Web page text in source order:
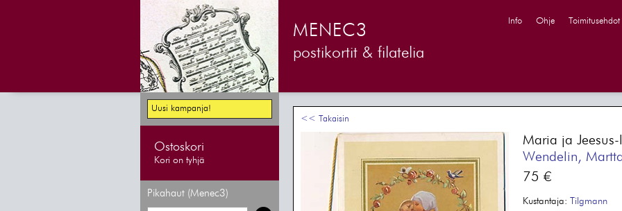
MENEC3
postikortit & filatelia
Info Ohje Toimitusehdot
Uusi kampanja!
Ostoskori
Kori on tyhjä
Pikahaut (Menec3)
<< Takaisin
Maria ja
Wendelin,
75 €
Kustantaja:
Tilgmann